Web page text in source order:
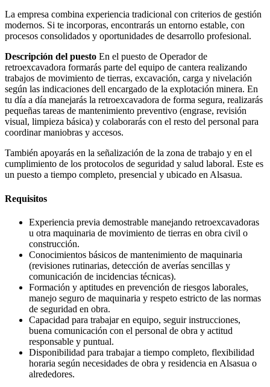
La empresa combina experiencia tradicional con criterios de gestión
modernos. Si te incorporas, encontrarás un entorno estable, con
procesos consolidados y oportunidades de desarrollo profesional.
Descripción del puesto En el puesto de Operador de
retroexcavadora formarás parte del equipo de cantera realizando
trabajos de movimiento de tierras, excavación, carga y nivelación
según las indicaciones dell encargado de la explotación minera. En
tu día a día manejarás la retroexcavadora de forma segura, realizarás
pequeñas tareas de mantenimiento preventivo (engrase, revisión
visual, limpieza básica) y colaborarás con el resto del personal para
coordinar maniobras y accesos.
También apoyarás en la señalización de la zona de trabajo y en el
cumplimiento de los protocolos de seguridad y salud laboral. Este es
un puesto a tiempo completo, presencial y ubicado en Alsasua.
Requisitos
Experiencia previa demostrable manejando retroexcavadoras
u otra maquinaria de movimiento de tierras en obra civil o
construcción.
Conocimientos básicos de mantenimiento de maquinaria
(revisiones rutinarias, detección de averías sencillas y
comunicación de incidencias técnicas).
Formación y aptitudes en prevención de riesgos laborales,
manejo seguro de maquinaria y respeto estricto de las normas
de seguridad en obra.
Capacidad para trabajar en equipo, seguir instrucciones,
buena comunicación con el personal de obra y actitud
responsable y puntual.
Disponibilidad para trabajar a tiempo completo, flexibilidad
horaria según necesidades de obra y residencia en Alsasua o
alrededores.